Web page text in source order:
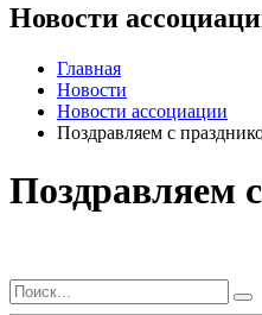
Новости
Главная
Новости
Новости ассоциации
Поздравляем с
Поздравляем